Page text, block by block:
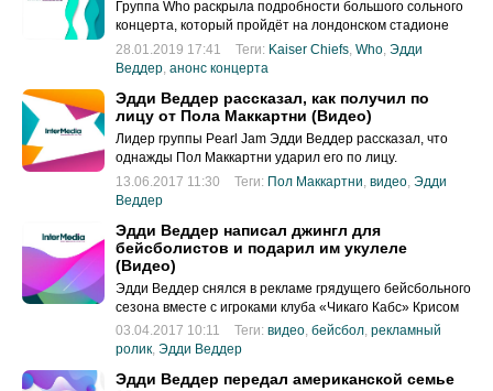
Группа Who раскрыла подробности большого сольного
концерта, который пройдёт на лондонском стадионе
«Уэмбли» 6 июля 2019 года.
28.01.2019 17:41 Теги: Kaiser Chiefs, Who, Эдди
Веддер, анонс концерта
Эдди Веддер рассказал, как получил по
лицу от Пола Маккартни (Видео)
Лидер группы Pearl Jam Эдди Веддер рассказал, что
однажды Пол Маккартни ударил его по лицу.
13.06.2017 11:30
Теги: Пол Маккартни видео Эдди
Веддер
Эдди Веддер написал джингл для
бейсболистов и подарил им укулеле
(Видео)
Эдди Веддер снялся в рекламе грядущего бейсбольного
сезона вместе с игроками клуба «Чикаго Кабс» Крисом
Брайантом и Энтони Ризо.
03.04.2017 10:11 Теги: видео, бейсбол, рекламный
ролик, Эдди Веддер
Эдди Веддер передал американской семье